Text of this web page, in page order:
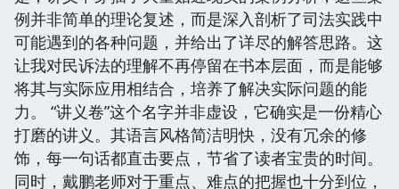
例并非简单的理论复述，而是深入剖析了司法实践中
可能遇到的各种问题，并给出了详尽的解答思路。这
让我对民诉法的理解不再停留在书本层面，而是能够
将其与实际应用相结合，培养了解决实际问题的能
力。 “讲义卷”这个名字并非虚设，它确实是一份精心
打磨的讲义。其语言风格简洁明快，没有冗余的修
饰，每一句话都直击要点，节省了读者宝贵的时间。
同时，戴鹏老师对于重点、难点的把握也十分到位，